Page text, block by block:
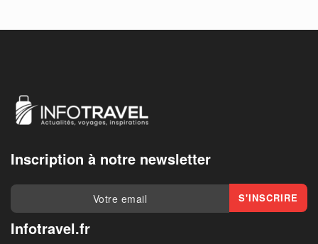
Inscription à notre newsletter
Infotravel.fr